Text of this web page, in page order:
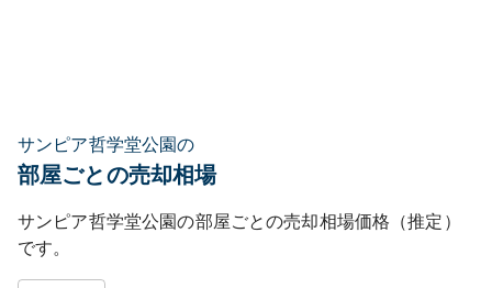
サンピア哲学堂公園の
部屋ごとの売却相場
サンピア哲学堂公園の部屋ごとの売却相場価格（推定）
です。